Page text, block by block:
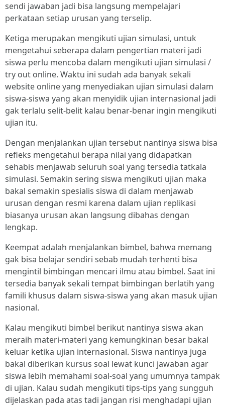
sendi jawaban jadi bisa langsung mempelajari
perkataan setiap urusan yang terselip.
Ketiga merupakan mengikuti ujian simulasi, untuk
mengetahui seberapa dalam pengertian materi jadi
siswa perlu mencoba dalam mengikuti ujian simulasi /
try out online. Waktu ini sudah ada banyak sekali
website online yang menyediakan ujian simulasi dalam
siswa-siswa yang akan menyidik ujian internasional jadi
gak terlalu selit-belit kalau benar-benar ingin mengikuti
ujian itu.
Dengan menjalankan ujian tersebut nantinya siswa bisa
refleks mengetahui berapa nilai yang didapatkan
sehabis menjawab seluruh soal yang tersedia tatkala
simulasi. Semakin sering siswa mengikuti ujian maka
bakal semakin spesialis siswa di dalam menjawab
urusan dengan resmi karena dalam ujian replikasi
biasanya urusan akan langsung dibahas dengan
lengkap.
Keempat adalah menjalankan bimbel, bahwa memang
gak bisa belajar sendiri sebab mudah terhenti bisa
mengintil bimbingan mencari ilmu atau bimbel. Saat ini
tersedia banyak sekali tempat bimbingan berlatih yang
famili khusus dalam siswa-siswa yang akan masuk ujian
nasional.
Kalau mengikuti bimbel berikut nantinya siswa akan
meraih materi-materi yang kemungkinan besar bakal
keluar ketika ujian internasional. Siswa nantinya juga
bakal diberikan kursus soal lewat kunci jawaban agar
siswa lebih memahami soal-soal yang umumnya tampak
di ujian. Kalau sudah mengikuti tips-tips yang sungguh
dijelaskan pada atas tadi jangan risi menghadapi ujian